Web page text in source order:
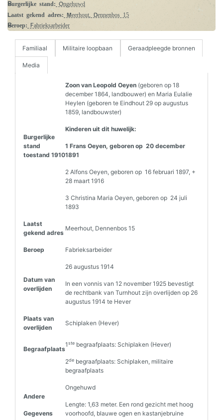
Burgerlijke stand: Ongehuwd
Laatst gekend adres: Meerhout, Dennenbos 15
Beroep: Fabrieksarbeider
Familiaal Militaire loopbaan Geraadpleegde bronnen
Media
Burgerlijke
stand
toestand 1910
Zoon van Leopold Oeyen (geboren op 18
december 1864, landbouwer) en Maria Eulalie
Heylen (geboren te Eindhout 29 op augustus
1859, landbouwster)
Kinderen uit dit huwelijk:
1 Frans Oeyen, geboren op 20 december
1891
2 Alfons Oeyen, geboren op 16 februari 1897, +
28 maart 1916
3 Christina Maria Oeyen, geboren op 24 juli
1893
Laatst
gekend adres
Meerhout, Dennenbos 15
Beroep Fabrieksarbeider
Datum van
overlijden
26 augustus 1914
In een vonnis van 12 november 1925 bevestigt
de rechtbank van Turnhout zijn overlijden op 26
augustus 1914 te Hever
Plaats van
overlijden
Schiplaken (Hever)
Begraafplaats
1ste begraafplaats: Schiplaken (Hever)
2de begraafplaats: Schiplaken, militaire
begraafplaats
Andere
Gegevens
Ongehuwd
Lengte: 1,63 meter. Een rond gezicht met hoog
voorhoofd, blauwe ogen en kastanjebruine